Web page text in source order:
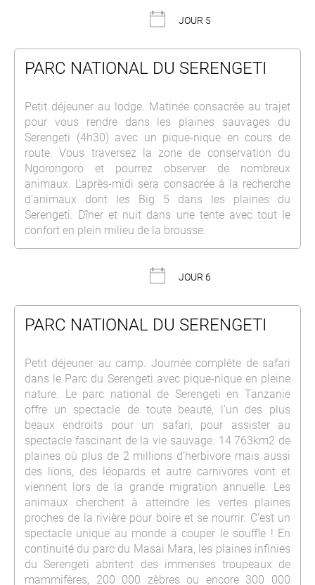
JOUR 5
PARC NATIONAL DU SERENGETI
Petit déjeuner au lodge. Matinée consacrée au trajet
pour vous rendre dans les plaines sauvages du
Serengeti (4h30) avec un pique-nique en cours de
route. Vous traversez la zone de conservation du
Ngorongoro et pourrez observer de nombreux
animaux. L’après-midi sera consacrée à la recherche
d’animaux dont les Big 5 dans les plaines du
Serengeti. Dîner et nuit dans une tente avec tout le
confort en plein milieu de la brousse.
JOUR 6
PARC NATIONAL DU SERENGETI
Petit déjeuner au camp. Journée complète de safari
dans le Parc du Serengeti avec pique-nique en pleine
nature. Le parc national de Serengeti en Tanzanie
offre un spectacle de toute beauté, l’un des plus
beaux endroits pour un safari, pour assister au
spectacle fascinant de la vie sauvage. 14 763km2 de
plaines où plus de 2 millions d’herbivore mais aussi
des lions, des léopards et autre carnivores vont et
viennent lors de la grande migration annuelle. Les
animaux cherchent à atteindre les vertes plaines
proches de la rivière pour boire et se nourrir. C’est un
spectacle unique au monde à couper le souffle ! En
continuité du parc du Masai Mara, les plaines infinies
du Serengeti abritent des immenses troupeaux de
mammifères, 200 000 zèbres ou encore 300 000